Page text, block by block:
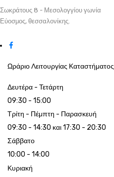
Σωκράτους 8 - Μεσολογγίου γωνία
Εύοσμος, θεσσαλονίκης.
Ωράριο Λειτουργίας Καταστήματος
Δευτέρα - Τετάρτη
09:30 - 15:00
Τρίτη - Πέμπτη - Παρασκευή
09:30 - 14:30 και 17:30 - 20:30
Σάββατο
10:00 - 14:00
Κυριακή